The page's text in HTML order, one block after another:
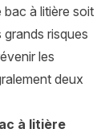
bac à litière soit
risques
les
deux
à litière